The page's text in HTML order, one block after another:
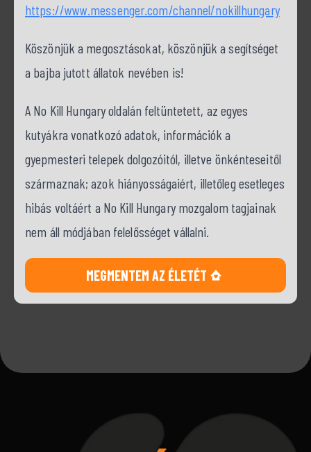
https://www.messenger.com/channel/nokillhungary
Köszönjük a megosztásokat, köszönjük a segítséget
a bajba jutott állatok nevében is!
A No Kill Hungary oldalán feltüntetett, az egyes
kutyákra vonatkozó adatok, információk a
gyepmesteri telepek dolgozóitól, illetve önkénteseitől
származnak; azok hiányosságaiért, illetőleg esetleges
hibás voltáért a No Kill Hungary mozgalom tagjainak
nem áll módjában felelősséget vállalni.
MEGMENTEM AZ ÉLETÉT